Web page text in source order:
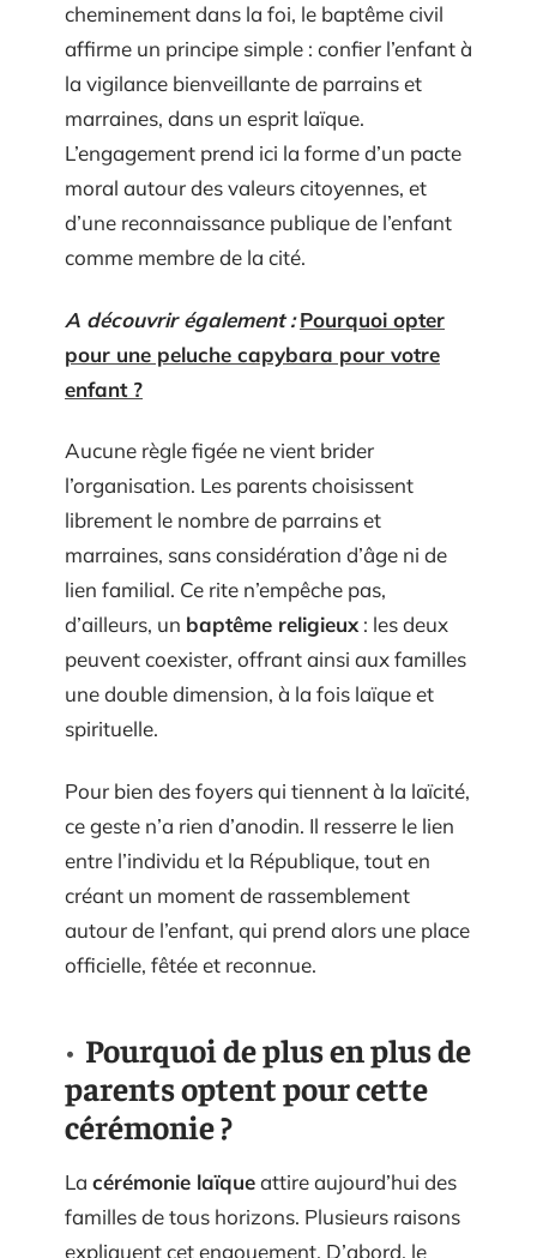
cheminement dans la foi, le baptême civil
affirme un principe simple : confier l’enfant à
la vigilance bienveillante de parrains et
marraines, dans un esprit laïque.
L’engagement prend ici la forme d’un pacte
moral autour des valeurs citoyennes, et
d’une reconnaissance publique de l’enfant
comme membre de la cité.
A découvrir également : Pourquoi opter
pour une peluche capybara pour votre
enfant ?
Aucune règle figée ne vient brider
l’organisation. Les parents choisissent
librement le nombre de parrains et
marraines, sans considération d’âge ni de
lien familial. Ce rite n’empêche pas,
d’ailleurs, un baptême religieux : les deux
peuvent coexister, offrant ainsi aux familles
une double dimension, à la fois laïque et
spirituelle.
Pour bien des foyers qui tiennent à la laïcité,
ce geste n’a rien d’anodin. Il resserre le lien
entre l’individu et la République, tout en
créant un moment de rassemblement
autour de l’enfant, qui prend alors une place
officielle, fêtée et reconnue.
Pourquoi de plus en plus de
parents optent pour cette
cérémonie ?
La cérémonie laïqueattire aujourd’hui des
familles de tous horizons. Plusieurs raisons
expliquent cet engouement. D’abord, le